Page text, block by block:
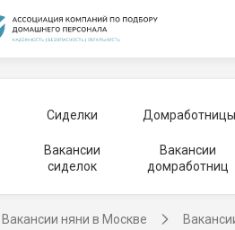
Сиделки Домработницы
Вакансии
сиделок
Вакансии
домработниц
Вакансии няни в Москве